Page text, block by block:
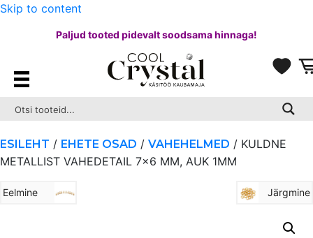
Skip to content
Paljud tooted pidevalt soodsama hinnaga!
ESILEHT / EHETE OSAD / VAHEHELMED / KULDNE
METALLIST VAHEDETAIL 7×6 MM, AUK 1MM
Eelmine Järgmine